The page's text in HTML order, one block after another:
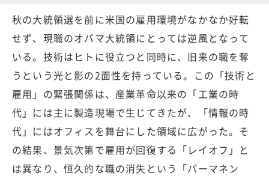
秋の大統領選を前に米国の雇用環境がなかなか好転
せず、現職のオバマ大統領にとっては逆風となって
いる。技術はヒトに役立つと同時に、旧来の職を奪
うという光と影の2面性を持っている。この「技術と
雇用」の緊張関係は、産業革命以来の「工業の時
代」には主に製造現場で生じてきたが、「情報の時
代」にはオフィスを舞台にした領域に広がった。そ
の結果、景気次第で雇用が回復する「レイオフ」と
は異なり、恒久的な職の消失という「パーマネン